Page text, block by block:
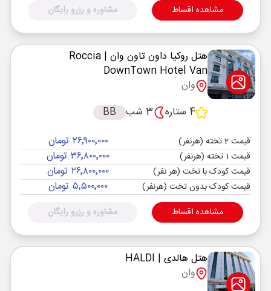
مشاهده اقساط مشاوره و رزرو رایگان
هتل روکیا داون تاون وان | Roccia
DownTown Hotel Van
وان
4 ستاره
3 شب BB
قیمت 2 تخته (هرنفر) ۲۶٬۹۰۰٬۰۰۰ تومان
قیمت 1 تخته (هرنفر) ۳۶٬۸۰۰٬۰۰۰ تومان
قیمت کودک با تخت (هر نفر) ۲۶٬۸۰۰٬۰۰۰ تومان
قیمت کودک بدون تخت (هرنفر) ۵٬۵۰۰٬۰۰۰ تومان
مشاهده اقساط مشاوره و رزرو رایگان
هتل هالدی | HALDI
وان